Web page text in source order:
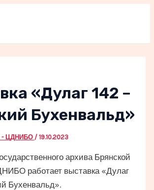
«Дулаг 142 –
Бухенвальд»
- ЦДНИБО /19.10.2023
архива Брянской
работает выставка «Дулаг
Бухенвальд».